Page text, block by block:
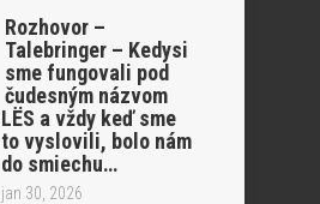
Rozhovor –
Talebringer – Kedysi
sme fungovali pod
čudesným názvom
LËS a vždy keď sme
to vyslovili, bolo nám
do smiechu…
jan 30, 2026